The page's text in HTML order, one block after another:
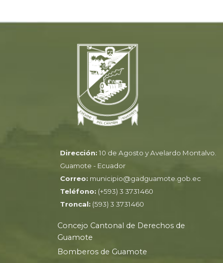
Dirección: 10 de Agosto y Avelardo Montalvo.
Guamote - Ecuador
Correo: municipio@gadguamote.gob.ec
Teléfono: (+593) 3 3731460
Troncal: (593) 3 3731460
Concejo Cantonal de Derechos de
Guamote
Bomberos de Guamote